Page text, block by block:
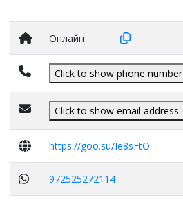
Онлайн
Click to show phone number
Click to show email address
https://goo.su/Ie8sFtO
972525272114